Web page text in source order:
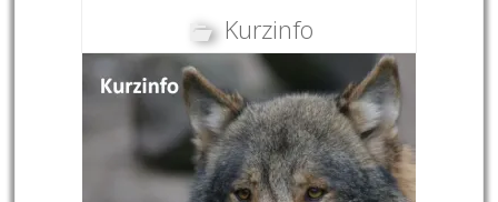
Kurzinfo